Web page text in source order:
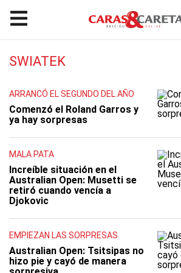
SWIATEK
ARRANCÓ EL SEGUNDO DEL AÑO
Comenzó el Roland Garros y
ya hay sorpresas
MALA PATA
Increíble situación en el
Australian Open: Musetti se
retiró cuando vencía a
Djokovic
EMPIEZAN LAS SORPRESAS
Australian Open: Tsitsipas no
hizo pie y cayó de manera